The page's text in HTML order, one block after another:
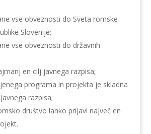
vse obveznosti do Sveta romske
Slovenije;
vse obveznosti do državnih
en cilj javnega razpisa;
programa in projekta je skladna
razpisa;
društvo lahko prijavi največ en